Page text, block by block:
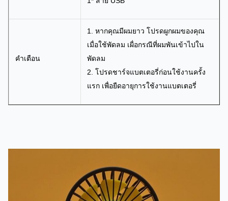
คำเตือน
1. หากคุณมีผมยาว โปรดผูกผมของคุณ
เมื่อใช้พัดลม เผื่อกรณีที่ผมพันเข้าไปใน
พัดลม
2. โปรดชาร์จแบตเตอรี่ก่อนใช้งานครั้ง
แรก เพื่อยืดอายุการใช้งานแบตเตอรี่